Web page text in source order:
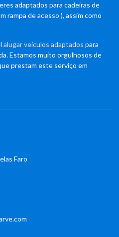
adaptados para cadeiras de
rampa de acesso ), assim como
alugar veículos adaptados para
Estamos muito orgulhosos de
prestam este serviço em
Faro